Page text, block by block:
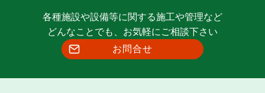
各種施設や設備等に関する施工や管理など
どんなことでも、お気軽にご相談下さい
お問合せ